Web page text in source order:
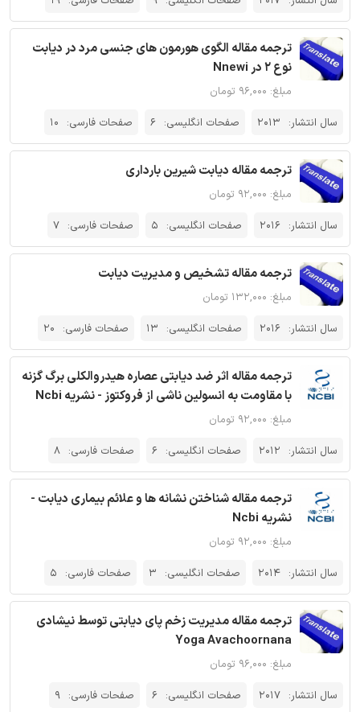
ترجمه مقاله الگوی هورمون های جنسی مرد در دیابت
نوع 2 در Nnewi
مبلغ: ۹۶,۰۰۰ تومان
سال انتشار: 2013 صفحات انگلیسی: 6 صفحات فارسی: 10
ترجمه مقاله دیابت شیرین بارداری
مبلغ: ۹۲,۰۰۰ تومان
سال انتشار: 2016 صفحات انگلیسی: 5 صفحات فارسی: 7
ترجمه مقاله تشخیص و مدیریت دیابت
مبلغ: ۱۳۲,۰۰۰ تومان
سال انتشار: 2016 صفحات انگلیسی: 13 صفحات فارسی: 20
ترجمه مقاله اثر ضد دیابتی عصاره‌ هیدروالکلی برگ گزنه
با مقاومت به انسولین ناشی از فروکتوز - نشریه Ncbi
مبلغ: ۹۲,۰۰۰ تومان
سال انتشار: 2012 صفحات انگلیسی: 6 صفحات فارسی: 8
ترجمه مقاله شناختن نشانه ها و علائم بیماری دیابت -
نشریه Ncbi
مبلغ: ۹۲,۰۰۰ تومان
سال انتشار: 2014 صفحات انگلیسی: 3 صفحات فارسی: 5
ترجمه مقاله مدیریت زخم پای دیابتی توسط نیشادی
Yoga Avachoornana
مبلغ: ۹۶,۰۰۰ تومان
سال انتشار: 2017 صفحات انگلیسی: 6 صفحات فارسی: 9